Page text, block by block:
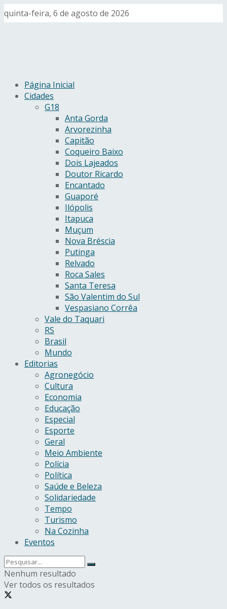
quinta-feira, 6 de agosto de 2026
Página Inicial
Cidades
G18
Anta Gorda
Arvorezinha
Capitão
Coqueiro Baixo
Dois Lajeados
Doutor Ricardo
Encantado
Guaporé
Ilópolis
Itapuca
Muçum
Nova Bréscia
Putinga
Relvado
Roca Sales
Santa Teresa
São Valentim do Sul
Vespasiano Corrêa
Vale do Taquari
RS
Brasil
Mundo
Editorias
Agronegócio
Cultura
Economia
Educação
Especial
Esporte
Geral
Meio Ambiente
Polícia
Política
Saúde e Beleza
Solidariedade
Tempo
Turismo
Na Cozinha
Eventos
Nenhum resultado
Ver todos os resultados